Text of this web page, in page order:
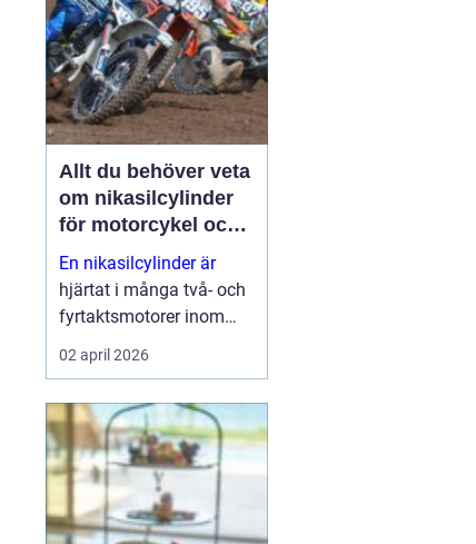
Allt du behöver veta
om nikasilcylinder
för motorcykel och
snöskoter
En nikasilcylinder är
hjärtat i många två- och
fyrtaktsmotorer inom
motocross, enduro och
snöskoter. Rätt utförd
låg friktion, bra
värmeavledning och
lång livslängd. Fel utförd
beläggnin...
02 april 2026